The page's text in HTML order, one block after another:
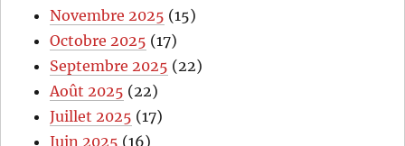
Novembre 2025 (15)
Octobre 2025 (17)
Septembre 2025 (22)
Août 2025 (22)
Juillet 2025 (17)
Juin 2025 (16)